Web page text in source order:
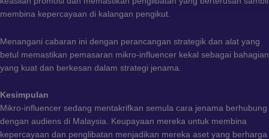
membina kepercayaan di kalangan pengikut.
Menangani cabaran ini dengan perancangan strategik dan alat yang
betul memastikan pemasaran mikro-influencer kekal sebagai bahagian
yang kuat dan berkesan dalam strategi jenama.
Kesimpulan
Mikro-influencer sedang mentakrifkan semula cara jenama berhubung
dengan audiens di Malaysia. Keupayaan mereka untuk membina
kepercayaan dan penglibatan menjadikan mereka aset yang berharga